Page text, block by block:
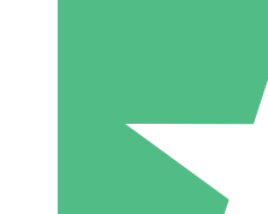
Individuele
Betaal per gebruik met